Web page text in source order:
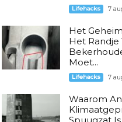
Lifehacks 7
Het
Het Randje
Moet...
Lifehacks 7
Waarom